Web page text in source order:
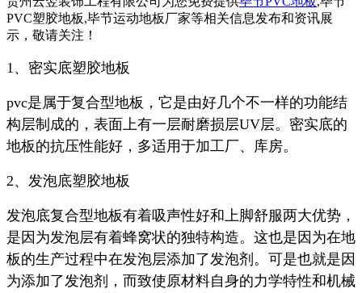
PVC塑胶地板,毕节运动地板厂家等相关信息发布和资讯展
示，敬请关注！
1、密实底塑胶地板
pvc是属于复合型地板，它是由好几个不一样的功能结
构层制成的，表面上有一层耐磨损层UV层。密实底的
地板的抗压性能好，多适用于加工厂、库房。
2、发泡底塑胶地板
发泡底复合型地板有着吸声性好和上脚舒服两大优势，
是因为发泡层有着蜂窝状的独特构造。这也是因为在地
板的生产过程中在发泡层添加了发泡剂。可是也就是因
为添加了发泡剂，而致使原材料自身的力学特性和机械